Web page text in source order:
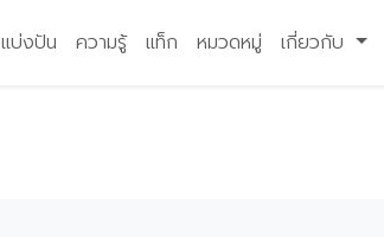
แบ่งปัน ความรู้ แท็ก หมวดหมู่ เกี่ยวกับ